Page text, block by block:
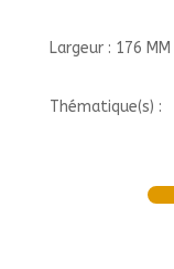
Largeur : 176 MM
Thématique(s) :